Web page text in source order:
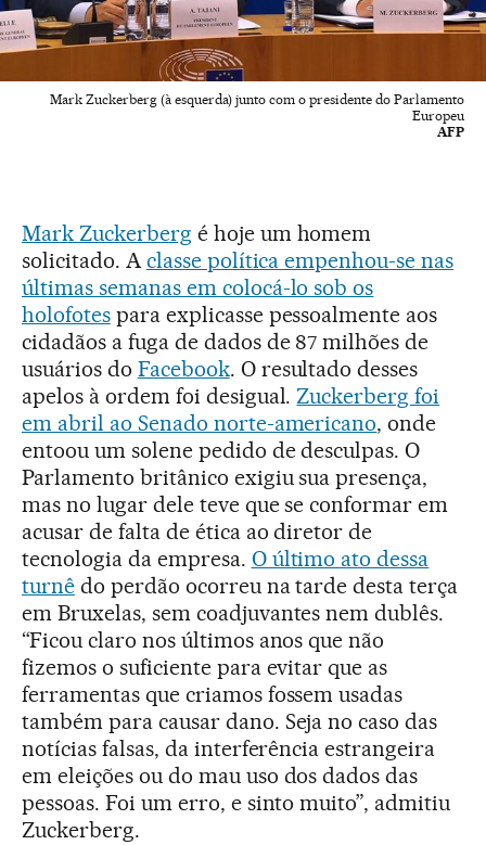
Mark Zuckerberg (à esquerda) junto com o presidente do Parlamento
Europeu
AFP
Mark Zuckerberg é hoje um homem
solicitado. Aclasse política empenhou-se nas
últimas semanas em colocá-lo sob os
holofotespara explicasse pessoalmente aos
cidadãos a fuga de dados de 87 milhões de
usuários do Facebook. O resultado desses
apelos à ordem foi desigual.Zuckerberg foi
em abril ao Senado norte-americano, onde
entoou um solene pedido de desculpas. O
Parlamento britânico exigiu sua presença,
mas no lugar dele teve que se conformar em
acusar de falta de ética ao diretor de
tecnologia da empresa. O último ato dessa
turnêdo perdão ocorreu na tarde desta terça
em Bruxelas, sem coadjuvantes nem dublês.
“Ficou claro nos últimos anos que não
fizemos o suficiente para evitar que as
ferramentas que criamos fossem usadas
também para causar dano. Seja no caso das
notícias falsas, da interferência estrangeira
em eleições ou do mau uso dos dados das
pessoas. Foi um erro, e sinto muito”, admitiu
Zuckerberg.